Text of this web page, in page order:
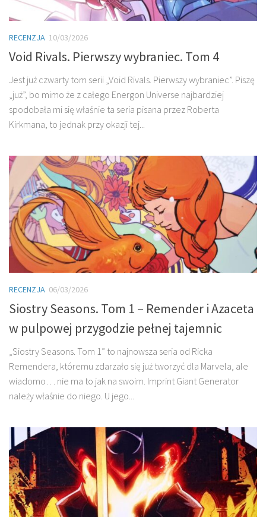
RECENZJA 10/03/2026
Void Rivals. Pierwszy wybraniec. Tom 4
Jest już czwarty tom serii „Void Rivals. Pierwszy wybraniec”. Piszę
„już”, bo mimo że z całego Energon Universe najbardziej
spodobała mi się właśnie ta seria pisana przez Roberta
Kirkmana, to jednak przy okazji tej...
RECENZJA 06/03/2026
Siostry Seasons. Tom 1 – Remender i Azaceta
w pulpowej przygodzie pełnej tajemnic
„Siostry Seasons. Tom 1” to najnowsza seria od Ricka
Remendera, któremu zdarzało się już tworzyć dla Marvela, ale
wiadomo… nie ma to jak na swoim. Imprint Giant Generator
należy właśnie do niego. U jego...